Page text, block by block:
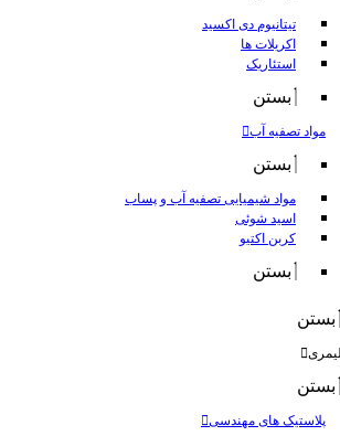
تیتانیوم دی اکسید
اکریلات ها
استئاریک
بستن
مواد تصفیه آب
بستن
مواد شیمیایی تصفیه آب و پساب
اسید شوئی
کربن اکتیو
بستن
بستن
بستن
پلاستیک های مهندسی